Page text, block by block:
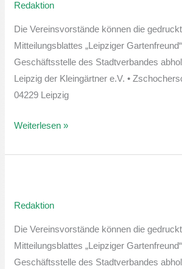
Redaktion
Die Vereinsvorstände können die
Mitteilungsblattes „Leipziger
Geschäftsstelle des Stadtverbandes
Leipzig der Kleingärtner e.V. •
04229 Leipzig
Mai-
Ausgabe
Weiterlesen »
Redaktion
Die Vereinsvorstände können die
Mitteilungsblattes „Leipziger
Geschäftsstelle des Stadtverbandes
April-
Ausgabe